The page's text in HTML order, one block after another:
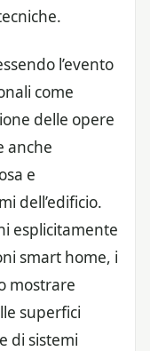
l’evento
come
delle opere
anche
e
dell’edificio.
esplicitamente
smart home, i
mostrare
superfici
di sistemi